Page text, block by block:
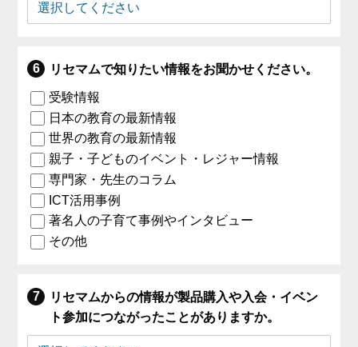
リセマムで知りたい情報をお聞かせください。
受験情報
日本の教育の最新情報
世界の教育の最新情報
親子・子どものイベント・レジャー情報
専門家・先生のコラム
ICT活用事例
著名人の子育て事例やインタビュー
その他
リセマムからの情報が製品購入や入会・イベン
ト参加につながったことがありますか。